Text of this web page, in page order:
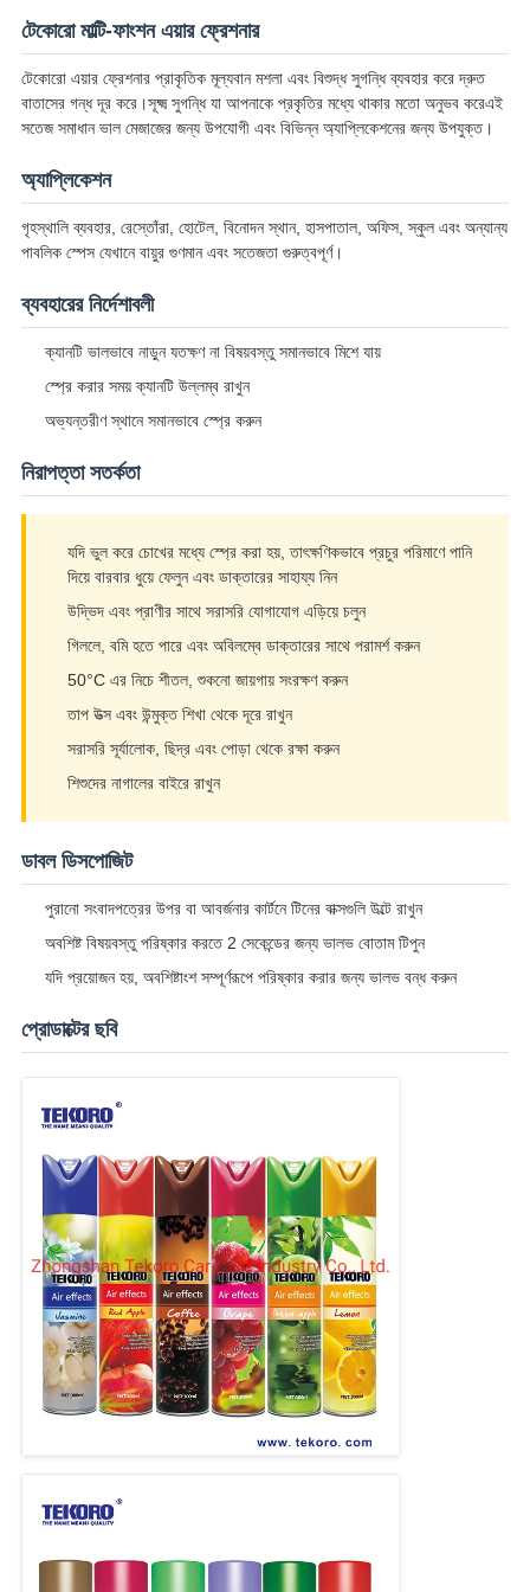
SITEMAP
গোপনীয়তা
নীতি
টেকোরো মাল্টি-ফাংশন এয়ার ফ্রেশনার
টেকোরো এয়ার ফ্রেশনার প্রাকৃতিক মূল্যবান মশলা এবং বিশুদ্ধ সুগন্ধি ব্যবহার করে দ্রুত
বাতাসের গন্ধ দূর করে।সূক্ষ্ম সুগন্ধি যা আপনাকে প্রকৃতির মধ্যে থাকার মতো অনুভব করেএই
সতেজ সমাধান ভাল মেজাজের জন্য উপযোগী এবং বিভিন্ন অ্যাপ্লিকেশনের জন্য উপযুক্ত।
অ্যাপ্লিকেশন
গৃহস্থালি ব্যবহার, রেস্তোঁরা, হোটেল, বিনোদন স্থান, হাসপাতাল, অফিস, স্কুল এবং অন্যান্য
পাবলিক স্পেস যেখানে বায়ুর গুণমান এবং সতেজতা গুরুত্বপূর্ণ।
ব্যবহারের নির্দেশাবলী
ক্যানটি ভালভাবে নাড়ুন যতক্ষণ না বিষয়বস্তু সমানভাবে মিশে যায়
স্প্রে করার সময় ক্যানটি উল্লম্ব রাখুন
অভ্যন্তরীণ স্থানে সমানভাবে স্প্রে করুন
নিরাপত্তা সতর্কতা
যদি ভুল করে চোখের মধ্যে স্প্রে করা হয়, তাৎক্ষণিকভাবে প্রচুর পরিমাণে পানি
দিয়ে বারবার ধুয়ে ফেলুন এবং ডাক্তারের সাহায্য নিন
উদ্ভিদ এবং প্রাণীর সাথে সরাসরি যোগাযোগ এড়িয়ে চলুন
গিললে, বমি হতে পারে এবং অবিলম্বে ডাক্তারের সাথে পরামর্শ করুন
50°C এর নিচে শীতল, শুকনো জায়গায় সংরক্ষণ করুন
তাপ উত্স এবং উন্মুক্ত শিখা থেকে দূরে রাখুন
সরাসরি সূর্যালোক, ছিদ্র এবং পোড়া থেকে রক্ষা করুন
শিশুদের নাগালের বাইরে রাখুন
ডাবল ডিসপোজিট
পুরানো সংবাদপত্রের উপর বা আবর্জনার কার্টনে টিনের বাক্সগুলি উল্টে রাখুন
অবশিষ্ট বিষয়বস্তু পরিষ্কার করতে 2 সেকেন্ডের জন্য ভালভ বোতাম টিপুন
যদি প্রয়োজন হয়, অবশিষ্টাংশ সম্পূর্ণরূপে পরিষ্কার করার জন্য ভালভ বন্ধ করুন
প্রোডাক্টের ছবি